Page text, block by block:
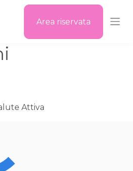
Area riservata
Attiva